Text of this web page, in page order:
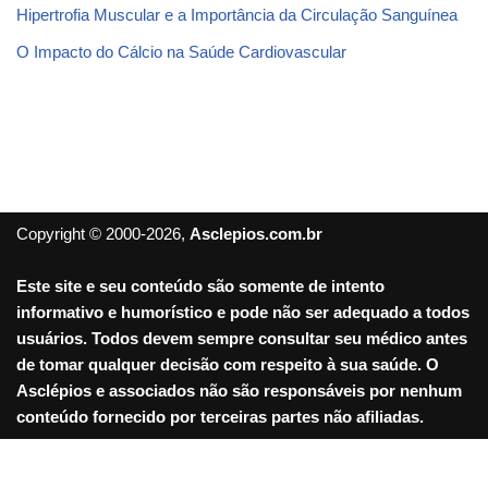
Hipertrofia Muscular e a Importância da Circulação Sanguínea
O Impacto do Cálcio na Saúde Cardiovascular
Copyright © 2000-2026, Asclepios.com.br
Este site e seu conteúdo são somente de intento
informativo e humorístico e pode não ser adequado a todos
usuários. Todos devem sempre consultar seu médico antes
de tomar qualquer decisão com respeito à sua saúde. O
Asclépios e associados não são responsáveis por nenhum
conteúdo fornecido por terceiras partes não afiliadas.